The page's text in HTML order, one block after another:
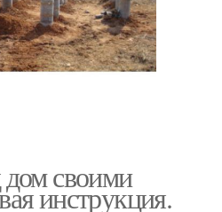
своими
инструкция.